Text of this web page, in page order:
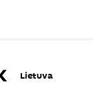
Lietuva